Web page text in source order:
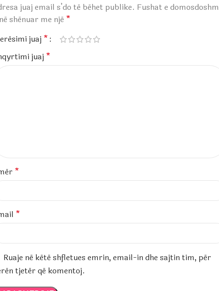
juaj email s’do të bëhet publike. Fushat e
shënuar me një *
juaj *
juaj *
*
*
Ruaje në këtë shfletues emrin, email-in dhe sajtin tim, për
tjetër që komentoj.